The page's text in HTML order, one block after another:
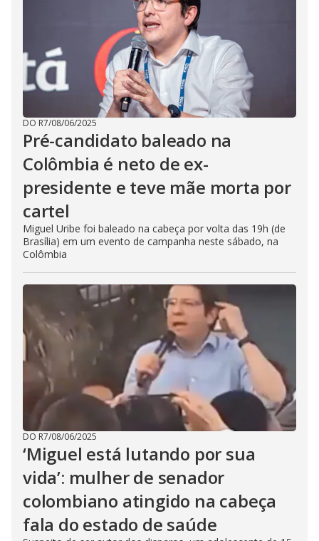
DO R7/08/06/2025
Pré-candidato baleado na
Colômbia é neto de ex-
presidente e teve mãe morta por
cartel
Miguel Uribe foi baleado na cabeça por volta das 19h (de
Brasília) em um evento de campanha neste sábado, na
Colômbia
DO R7/08/06/2025
‘Miguel está lutando por sua
vida’: mulher de senador
colombiano atingido na cabeça
fala do estado de saúde